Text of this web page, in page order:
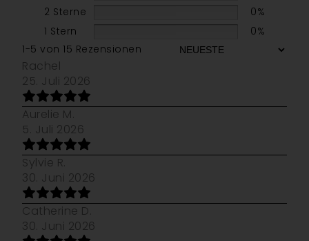
2 Sterne
0%
1 Stern
0%
1-5 von 15 Rezensionen
Rachel
25. Juli 2026
Aurelie M.
5. Juli 2026
Sylvie R.
30. Juni 2026
Catherine D.
30. Juni 2026